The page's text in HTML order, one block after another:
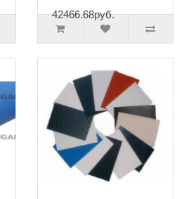
42466.68руб.